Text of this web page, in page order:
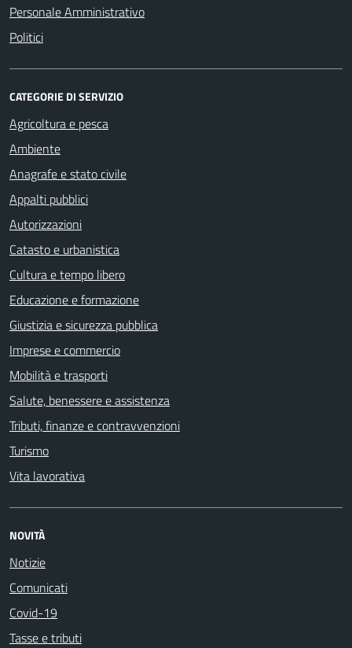
Personale Amministrativo
Politici
CATEGORIE DI SERVIZIO
Agricoltura e pesca
Ambiente
Anagrafe e stato civile
Appalti pubblici
Autorizzazioni
Catasto e urbanistica
Cultura e tempo libero
Educazione e formazione
Giustizia e sicurezza pubblica
Imprese e commercio
Mobilità e trasporti
Salute, benessere e assistenza
Tributi, finanze e contravvenzioni
Turismo
Vita lavorativa
NOVITÀ
Notizie
Comunicati
Covid-19
Tasse e tributi